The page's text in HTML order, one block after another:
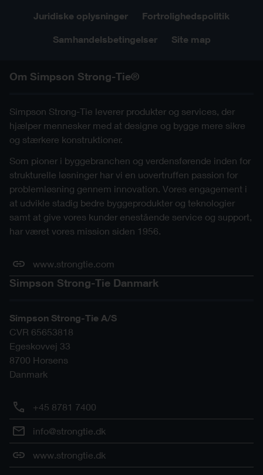
Juridiske oplysninger Fortrolighedspolitik
Samhandelsbetingelser Site map
Om Simpson Strong-Tie®
Simpson Strong-Tie leverer produkter og services, der
hjælper mennesker med at designe og bygge mere sikre
og stærkere konstruktioner.
Som pioner i byggebranchen og verdensførende inden for
strukturelle løsninger har vi en uovertruffen passion for
problemløsning gennem innovation. Vores engagement i
at udvikle stadig bedre byggeprodukter og teknologier
samt at give vores kunder enestående service og support,
har været vores mission siden 1956.
www.strongtie.com
Simpson Strong-Tie Danmark
Simpson Strong-Tie A/S
CVR 65653818
Egeskovvej 33
8700 Horsens
Danmark
+45 8781 7400
info@strongtie.dk
www.strongtie.dk